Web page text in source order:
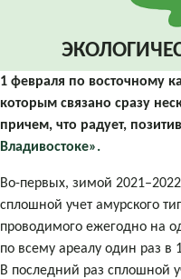
1 февраля по восточному
которым связано сразу
причем, что радует,
Владивостоке».
Во-первых, зимой
сплошной учет амурского
проводимого ежегодно на
по всему ареалу один раз в
В последний раз сплошной